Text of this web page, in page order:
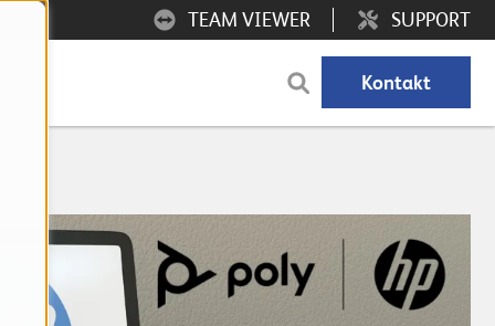
Kontakt
SUPPORT
TEAM VIEWER